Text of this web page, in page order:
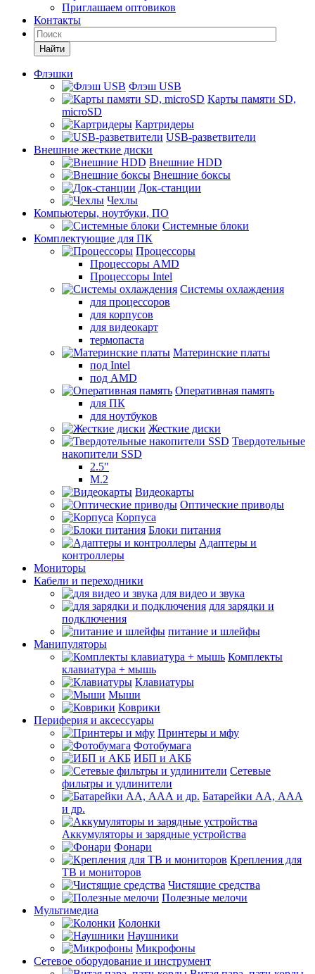
Приглашаем оптовиков
Контакты
Найти
Флэшки
Флэш USB
Карты памяти SD,
microSD
Картридеры
USB-разветвители
Внешние жесткие диски
Внешние HDD
Внешние боксы
Док-станции
Чехлы
Компьютеры, ноутбуки, ПО
Системные блоки
Комплектующие для ПК
Процессоры
Процессоры AMD
Процессоры Intel
Системы охлаждения
для процессоров
для корпусов
для видеокарт
термопаста
Материнские платы
под Intel
под AMD
Оперативная память
для ПК
для ноутбуков
Жесткие диски
Твердотельные
накопители SSD
2.5"
M.2
Видеокарты
Оптические приводы
Корпуса
Блоки питания
Адаптеры и
контроллеры
Мониторы
Кабели и переходники
для видео и звука
для зарядки и
подключения
питание и шлейфы
Манипуляторы
Комплекты
клавиатура + мышь
Клавиатуры
Мыши
Коврики
Периферия и аксессуары
Принтеры и мфу
Фотобумага
ИБП и АКБ
Сетевые
фильтры и удлинители
Батарейки АА, ААА
и др.
Аккумуляторы и зарядные устройства
Фонари
Крепления для
ТВ и мониторов
Чистящие средства
Полезные мелочи
Мультимедиа
Колонки
Наушники
Микрофоны
Сетевое оборудование и инструмент